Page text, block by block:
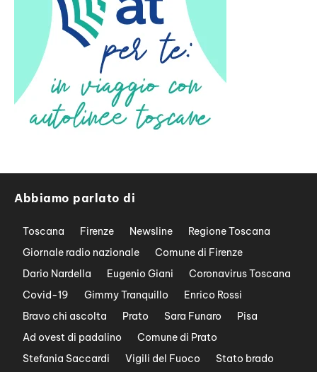
Abbiamo parlato di
Toscana Firenze Newsline
Regione Toscana
Giornale radio nazionale
Comune di Firenze
Dario Nardella
Eugenio Giani
Coronavirus Toscana
Covid-19
Gimmy Tranquillo
Enrico Rossi
Bravo chi ascolta
Prato Sara Funaro
Pisa
Ad ovest di padalino
Comune di Prato
Stefania Saccardi
Vigili del Fuoco
Stato brado